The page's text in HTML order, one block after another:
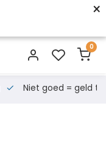
×
0
Niet goed = geld